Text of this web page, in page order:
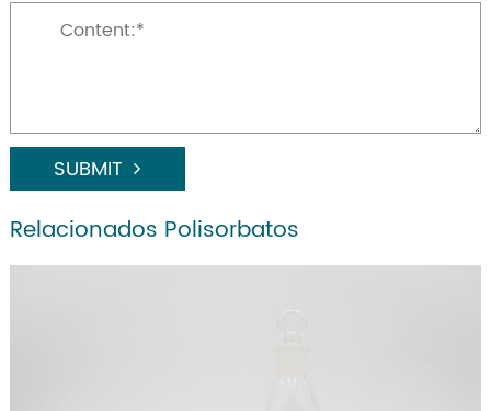
SUBMIT
Relacionados Polisorbatos